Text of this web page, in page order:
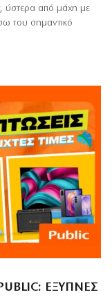
ύστερα από μάχη με
του σημαντικό
ΈΞΥΠΝΕΣ